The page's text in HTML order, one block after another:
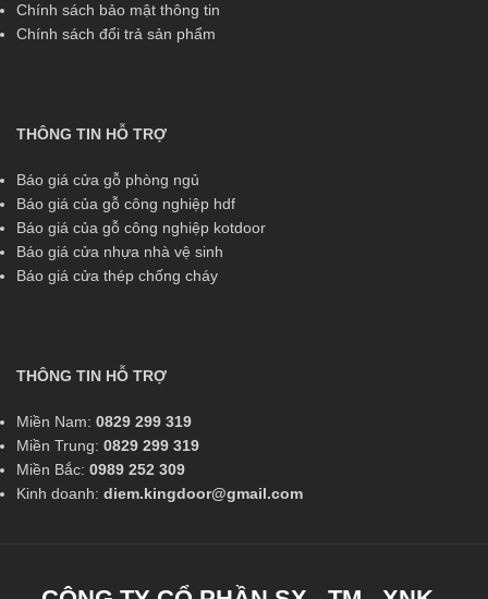
Chính sách bảo mật thông tin
Chính sách đổi trả sản phẩm
THÔNG TIN HỖ TRỢ
Báo giá cửa gỗ phòng ngủ
Báo giá của gỗ công nghiệp hdf
Báo giá của gỗ công nghiệp kotdoor
Báo giá cửa nhựa nhà vệ sinh
Báo giá cửa thép chống cháy
THÔNG TIN HỖ TRỢ
Miền Nam: 0829 299 319
Miền Trung: 0829 299 319
Miền Bắc: 0989 252 309
Kinh doanh: diem.kingdoor@gmail.com